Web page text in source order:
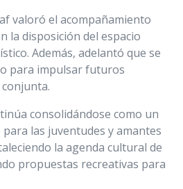
valoró el acompañamiento
la disposición del espacio
Además, adelantó que se
para impulsar futuros
consolidándose como un
las juventudes y amantes
la agenda cultural de
propuestas recreativas para